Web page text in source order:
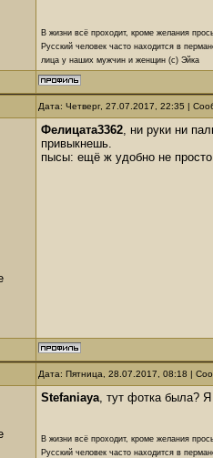
В жизни всё проходит, кроме желания
Русский человек часто находится в
лица у наших мужчин и женщин (с) Эйка
Дата: Четверг, 27.07.2017, 22:35 |
Фелицата3362, ни руки ни
привыкнешь.
пысы: ещё ж удобно не
Дата: Пятница, 28.07.2017, 08:18 |
Stefaniaya, тут фотка была? Я
В жизни всё проходит, кроме желания
Русский человек часто находится в